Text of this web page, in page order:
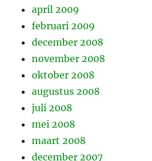
april 2009
februari 2009
december 2008
november 2008
oktober 2008
augustus 2008
juli 2008
mei 2008
maart 2008
december 2007